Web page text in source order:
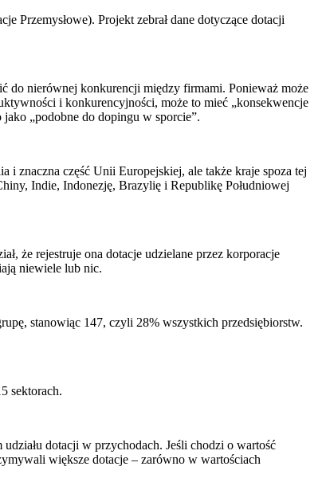
Projekt zebrał dane dotyczące dotacji
do nierównej konkurencji między firmami. Ponieważ może
i konkurencyjności, może to mieć „konsekwencje
„podobne do dopingu w sporcie”.
znaczna część Unii Europejskiej, ale także kraje spoza tej
Indie, Indonezję, Brazylię i Republikę Południowej
że rejestruje ona dotacje udzielane przez korporacje
niewiele lub nic.
stanowiąc 147, czyli 28% wszystkich przedsiębiorstw.
sektorach.
dotacji w przychodach. Jeśli chodzi o wartość
większe dotacje – zarówno w wartościach